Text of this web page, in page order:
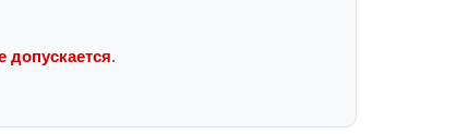
допускается.